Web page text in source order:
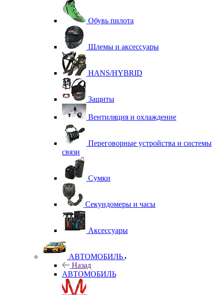
Обувь пилота
Шлемы и аксессуары
HANS/HYBRID
Защиты
Вентиляция и охлаждение
Переговорные устройства и системы
связи
Сумки
Секундомеры и часы
Аксессуары
АВТОМОБИЛЬ
Назад
АВТОМОБИЛЬ